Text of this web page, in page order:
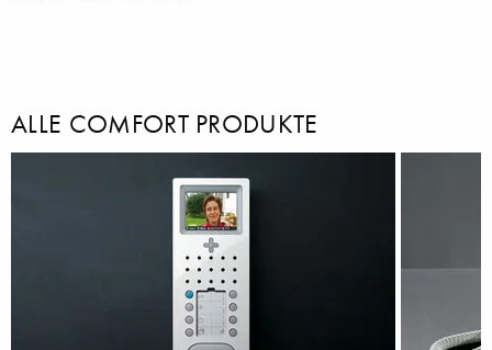
ALLE COMFORT PRODUKTE